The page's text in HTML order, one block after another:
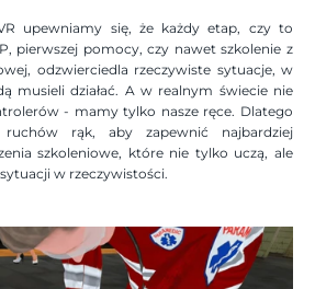
upewniamy się, że każdy etap, czy to
pierwszej pomocy, czy nawet szkolenie z
odzwierciedla rzeczywiste sytuacje, w
musieli działać. A w realnym świecie nie
- mamy tylko nasze ręce. Dlatego
ruchów rąk, aby zapewnić najbardziej
szkoleniowe, które nie tylko uczą, ale
w rzeczywistości.